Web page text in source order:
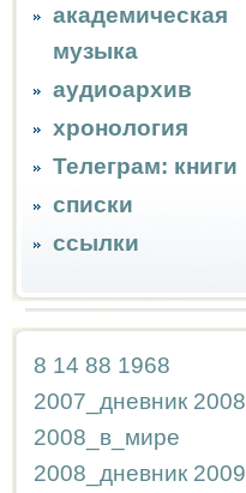
академическая
музыка
аудиоархив
хронология
Телеграм: книги
списки
ссылки
8 14 88 1968
2007_дневник 2008
2008_в_мире
2008_дневник 2009